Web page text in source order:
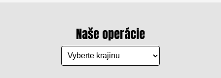
Naše operácie